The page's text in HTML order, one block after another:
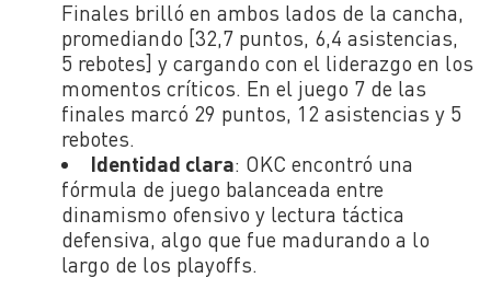
Finales brilló en ambos lados de la cancha,
promediando [32,7 puntos, 6,4 asistencias,
5 rebotes] y cargando con el liderazgo en los
momentos críticos. En el juego 7 de las
finales marcó 29 puntos, 12 asistencias y 5
rebotes.
Identidad clara: OKC encontró una
fórmula de juego balanceada entre
dinamismo ofensivo y lectura táctica
defensiva, algo que fue madurando a lo
largo de los playoffs.